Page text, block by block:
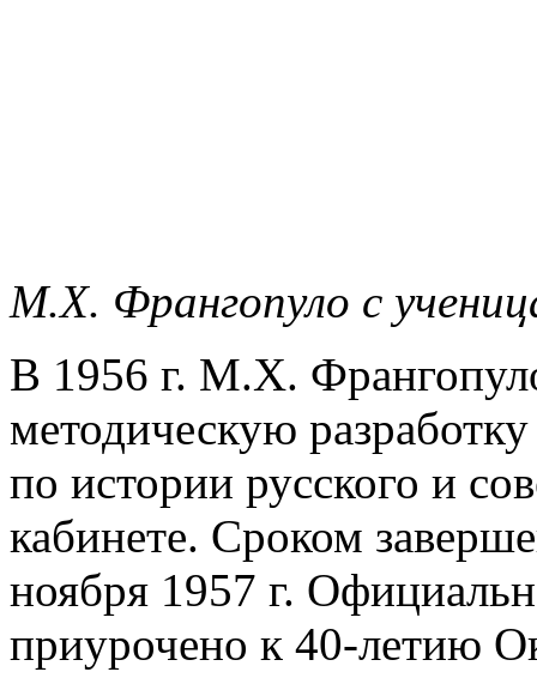
М.Х. Франгопуло с
В 1956 г. М.Х.
методическую
по истории русского и
кабинете. Сроком
ноября 1957 г.
приурочено к 40-летию